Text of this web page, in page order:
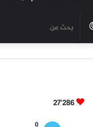
الوضع
المظلم
27٬286